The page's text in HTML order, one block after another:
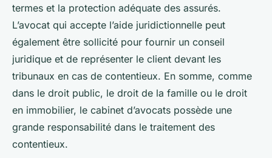
termes et la protection adéquate des assurés.
L’avocat qui accepte l’aide juridictionnelle peut
également être sollicité pour fournir un conseil
juridique et de représenter le client devant les
tribunaux en cas de contentieux. En somme, comme
dans le droit public, le droit de la famille ou le droit
en immobilier, le cabinet d’avocats possède une
grande responsabilité dans le traitement des
contentieux.